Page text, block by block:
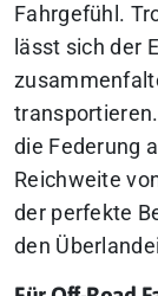
Fahrgefühl.
lässt sich der
die Federung
Reichweite
der perfekte
den